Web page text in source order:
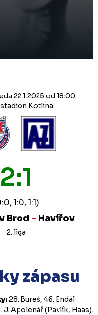
22.1.2025 od 18:00
Kotlina
2:1
1:0, 1:1)
Brod - Havířov
2. liga
zápasu
28. Bureš, 46. Endál
J. Apolenář (Pavlík, Haas).